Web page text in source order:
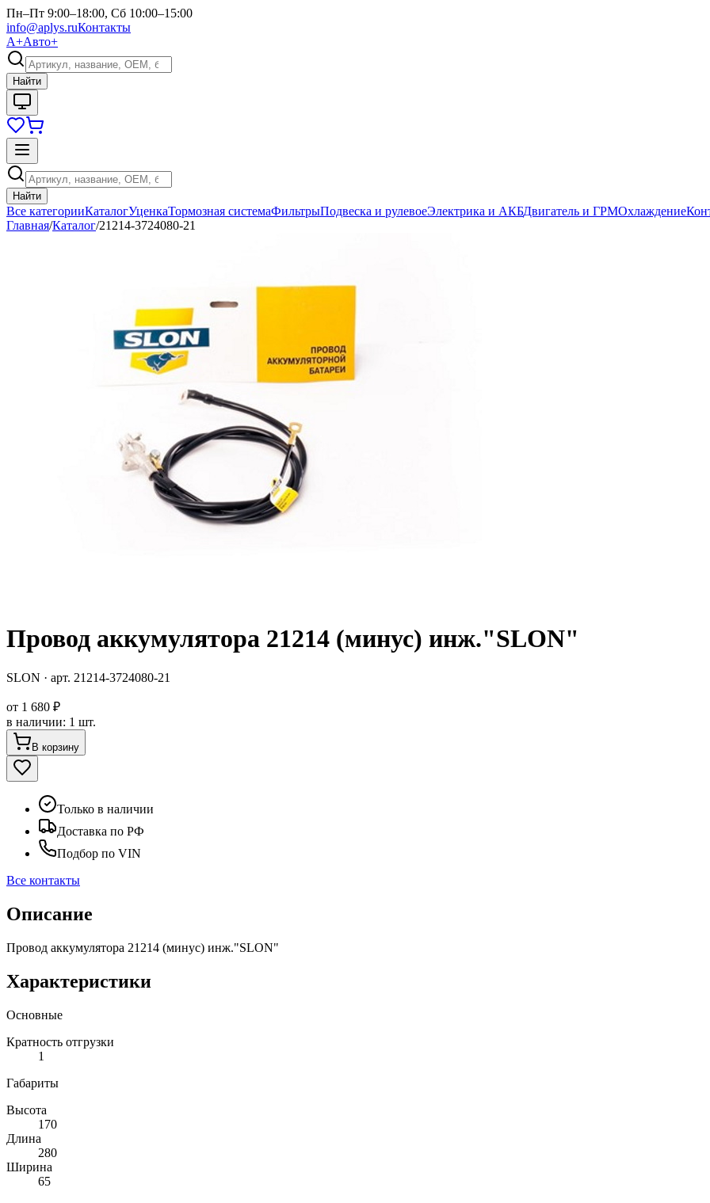
Пн–Пт 9:00–18:00, Сб 10:00–15:00
info@aplys.ruКонтакты
А+Авто+
Найти
Найти
Все категорииКаталогУценкаТормозная системаФильтрыПодвеска и рулевоеЭлектрика и АКБДвигатель и ГРМОхлаждение
Главная/Каталог/21214-3724080-21
Провод аккумулятора 21214 (минус) инж."SLON"
SLON · арт. 21214-3724080-21
от 1 680 ₽
в наличии: 1 шт.
В корзину
Только в наличии
Доставка по РФ
Подбор по VIN
Все контакты
Описание
Провод аккумулятора 21214 (минус) инж."SLON"
Характеристики
Основные
Кратность отгрузки
1
Габариты
Высота
170
Длина
280
Ширина
65